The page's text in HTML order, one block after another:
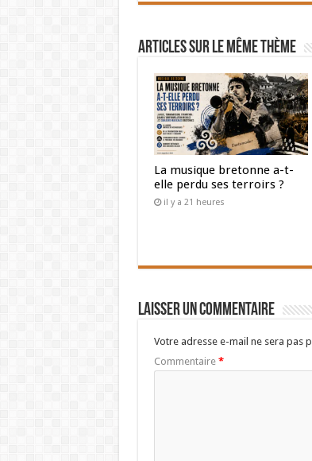
Articles sur le même thème
La musique bretonne a-t-
elle perdu ses terroirs ?
il y a 21 heures
Laisser un commentaire
Votre adresse e-mail ne sera pas
Commentaire *